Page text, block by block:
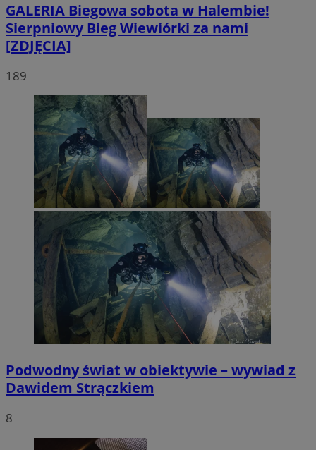
GALERIA Biegowa sobota w Halembie!
Sierpniowy Bieg Wiewiórki za nami
[ZDJĘCIA]
189
Podwodny świat w obiektywie – wywiad z
Dawidem Strączkiem
8